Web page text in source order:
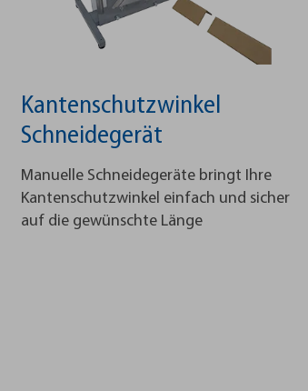
Kantenschutzwinkel
Schneidegerät
Manuelle Schneidegeräte bringt Ihre
Kantenschutzwinkel einfach und sicher
auf die gewünschte Länge